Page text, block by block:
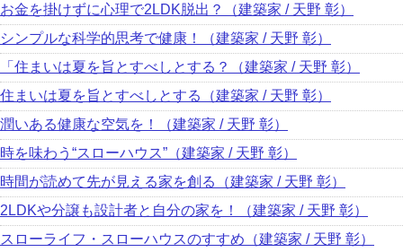
お金を掛けずに心理で2LDK脱出？（建築家 / 天野 彰）
シンプルな科学的思考で健康！（建築家 / 天野 彰）
「住まいは夏を旨とすべしとする？（建築家 / 天野 彰）
住まいは夏を旨とすべしとする（建築家 / 天野 彰）
潤いある健康な空気を！（建築家 / 天野 彰）
時を味わう“スローハウス”（建築家 / 天野 彰）
時間が読めて先が見える家を創る（建築家 / 天野 彰）
2LDKや分譲も設計者と自分の家を！（建築家 / 天野 彰）
スローライフ・スローハウスのすすめ（建築家 / 天野 彰）